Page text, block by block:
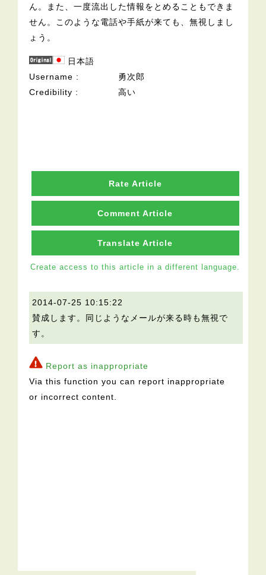
ん。また、一度流出した情報をとめることもできま
せん。このような電話や手紙が来ても、無視しまし
ょう。
日本語
Username
勇次郎
Credibility
高い
Rate Article
Comment Article
Translate Article
Create access to this article in a different language.
2014-07-25 10:15:22
賛成します。同じようなメールが来る時も無視で
す。
Report as inappropriate
Via this function you can report inappropriate
or incorrect content.